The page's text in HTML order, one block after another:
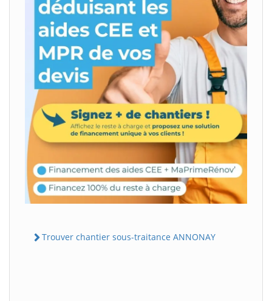
Trouver chantier sous-traitance ANNONAY